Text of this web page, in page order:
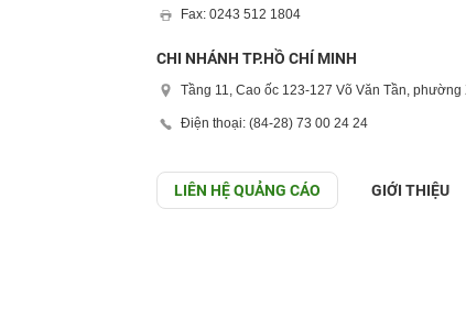
Fax: 0243 512 1804
CHI NHÁNH TP.HỒ CHÍ MINH
Tầng 11, Cao ốc 123-127 Võ Văn Tần, phường
Điện thoại: (84-28) 73 00 24 24
LIÊN HỆ QUẢNG CÁO GIỚI THIỆU